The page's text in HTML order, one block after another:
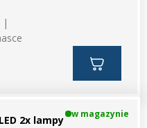
2x lampy
w magazynie